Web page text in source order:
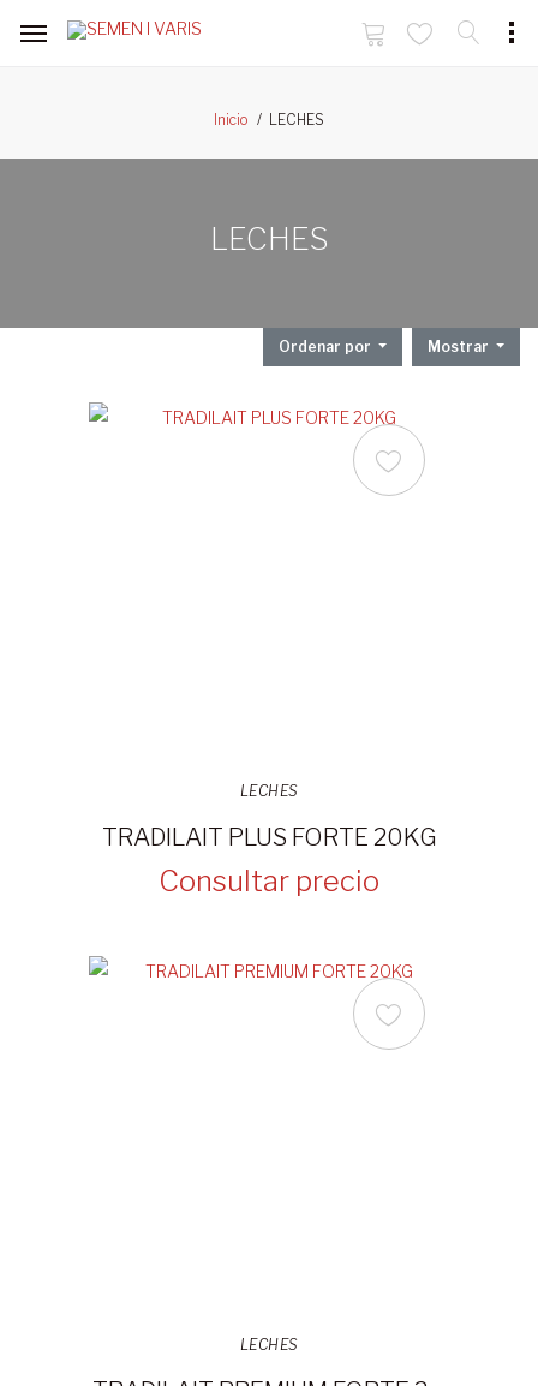
Inicio LECHES
LECHES
Ordenar por Mostrar
LECHES
TRADILAIT PLUS FORTE 20KG
Consultar precio
LECHES